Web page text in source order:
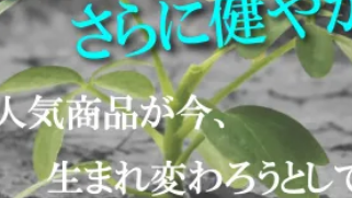
映像・映画 書
ビジネス・起業 チ
まちづくり・地域活性化